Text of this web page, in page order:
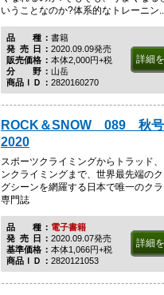
いうことなのか?体系的なトレーニン...
品種書籍
発売日 2020.09.09発売
販売価格
本体2,000円+税
分野山岳
商品ＩＤ
2820160270
詳細
ROCK＆SNOW 089 秋
2020
スポーツクライミングからトラッド
ンクライミングまで、世界最先端の
グシーンを網羅する日本で唯一のク
専門誌
品種電子書籍
発売日 2020.09.07発売
基準価格
本体1,066円+税
商品ＩＤ
2820121053
詳細